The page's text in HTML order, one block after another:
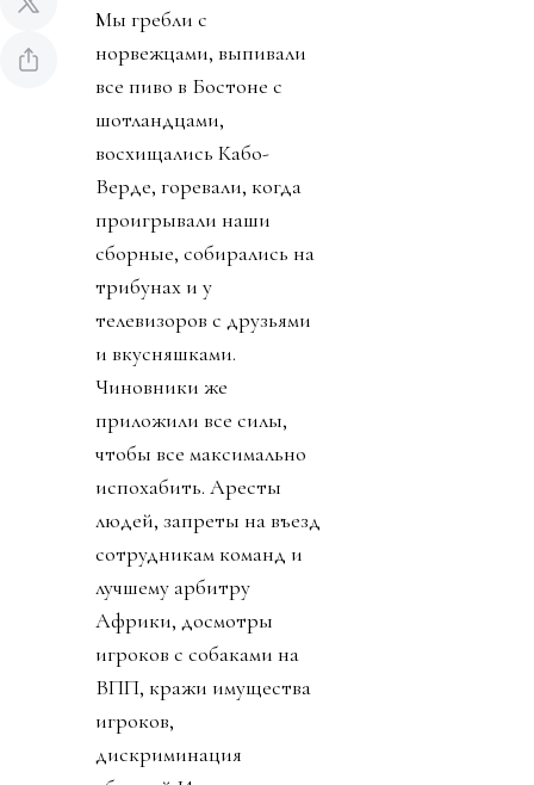
Мы гребли с
норвежцами, выпивали
все пиво в Бостоне с
шотландцами,
восхищались Кабо-
Верде, горевали, когда
проигрывали наши
сборные, собирались на
трибунах и у
телевизоров с друзьями
и вкусняшками.
Чиновники же
приложили все силы,
чтобы все максимально
испохабить. Аресты
людей, запреты на въезд
сотрудникам команд и
лучшему арбитру
Африки, досмотры
игроков с собаками на
ВПП, кражи имущества
игроков,
дискриминация